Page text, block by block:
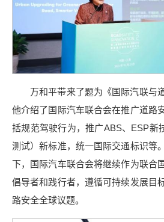
万和平带来了题为《国际汽联与
他介绍了国际汽车联合会在推广道路
括规范驾驶行为，推广ABS、 ESP新
测试）新标准，统一国际交通标识等
下，国际汽车联合会将继续作为联合
倡导者和践行者，遵循可持续发展目
路安全全球议题。